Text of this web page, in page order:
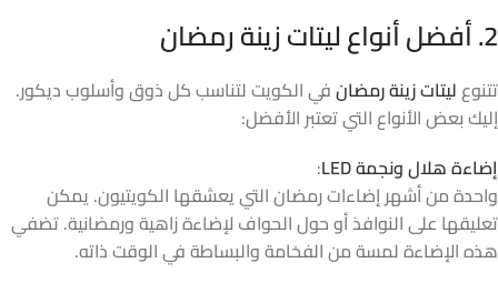
2. أفضل أنواع ليتات زينة رمضان
تتنوعليتات زينة رمضانفي الكويت لتناسب كل ذوق وأسلوب ديكور.
إليك بعض الأنواع التي تعتبر الأفضل:
إضاءة هلال ونجمة LED
:
واحدة من أشهر إضاءات رمضان التي يعشقها الكويتيون. يمكن
تعليقها على النوافذ أو حول الحواف لإضاءة زاهية ورمضانية. تضفي
هذه الإضاءة لمسة من الفخامة والبساطة في الوقت ذاته.